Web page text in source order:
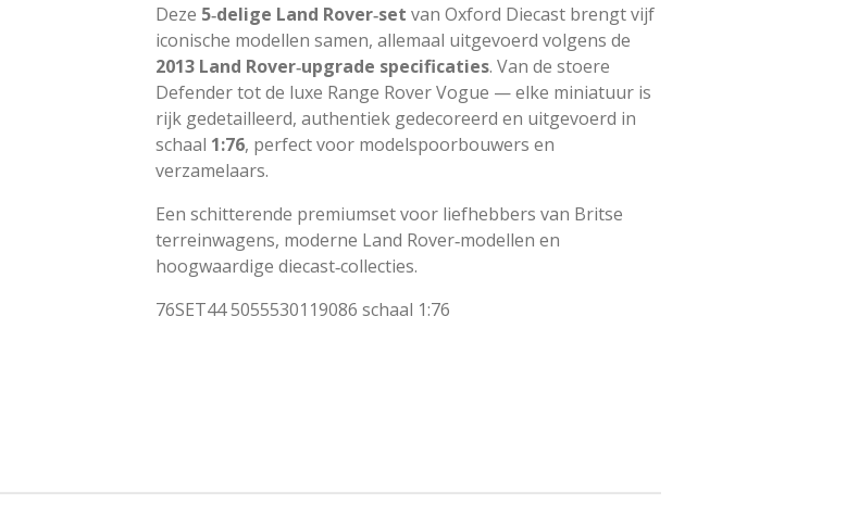
Deze 5‑delige Land Rover‑set van Oxford Diecast brengt vijf
iconische modellen samen, allemaal uitgevoerd volgens de
2013 Land Rover‑upgrade specificaties. Van de stoere
Defender tot de luxe Range Rover Vogue — elke miniatuur is
rijk gedetailleerd, authentiek gedecoreerd en uitgevoerd in
schaal 1:76, perfect voor modelspoorbouwers en
verzamelaars.
Een schitterende premiumset voor liefhebbers van Britse
terreinwagens, moderne Land Rover‑modellen en
hoogwaardige diecast‑collecties.
76SET44 5055530119086 schaal 1:76